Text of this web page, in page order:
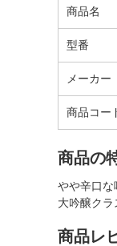
商品名
型番
メーカー
商品コー
商品の
やや辛口な
大吟醸クラ
商品レ